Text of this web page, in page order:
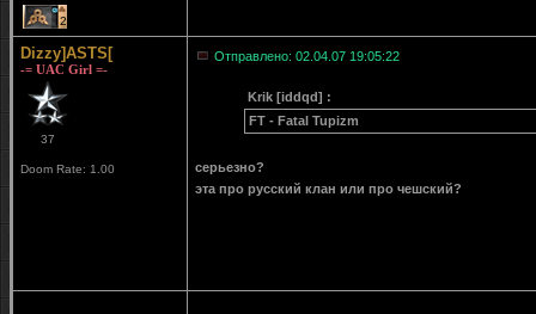
2
Dizzy]ASTS[
-= UAC Girl =-
37
Doom Rate: 1.00
Отправлено: 02.04.07 19:05:22
Krik [iddqd] :
FT - Fatal Tupizm
серьезно?
эта про русский клан или про чешский?